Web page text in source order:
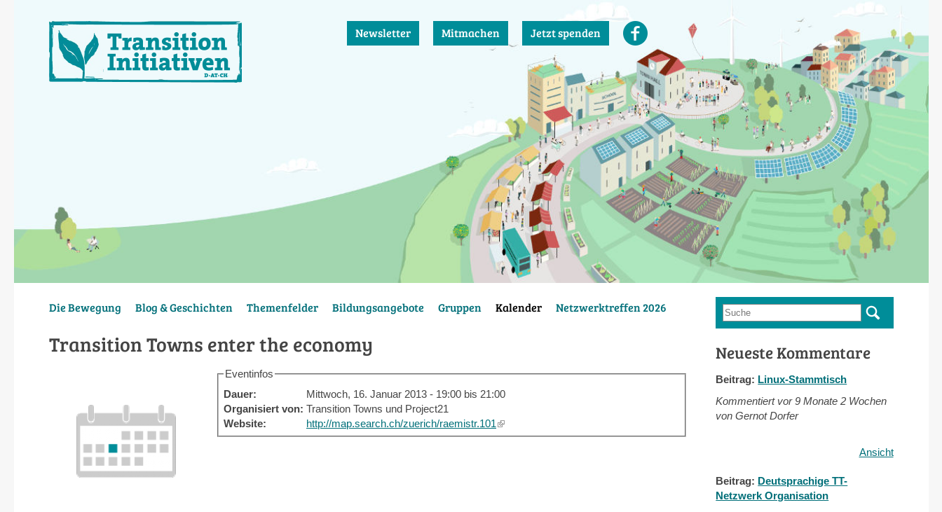
Newsletter Mitmachen Jetzt spenden
Die Bewegung Blog & Geschichten Themenfelder Bildungsangebote Gruppen Kalender Netzwerktreffen 2026
Transition Towns enter the economy
Eventinfos
Dauer:
Mittwoch, 16. Januar 2013 - 19:00 bis 21:00
Organisiert von: Transition Towns und Project21
Website:
http://map.search.ch/zuerich/raemistr.101(link
is
Suchformular
Suche
Neueste Kommentare
Beitrag: Linux-Stammtisch
Kommentiert vor9 Monate 2 Wochen
von Gernot Dorfer
Ansicht
Beitrag: Deutsprachige TT-
Netzwerk Organisation